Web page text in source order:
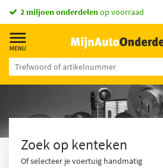
vandaag besteld,morgen in huis *
2 miljoen onderdelenop voorraad
Zoek op kenteken
Of selecteer je voertuig handmatig